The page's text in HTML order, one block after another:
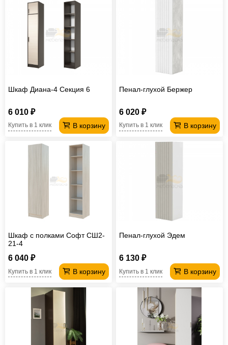
Шкаф Диана-4 Секция 6
6 010 ₽
В корзину
Купить в 1 клик
Пенал-глухой Бержер
6 020 ₽
В корзину
Купить в 1 клик
Шкаф с полками Софт СШ2-
21-4
6 040 ₽
В корзину
Купить в 1 клик
Пенал-глухой Эдем
6 130 ₽
В корзину
Купить в 1 клик